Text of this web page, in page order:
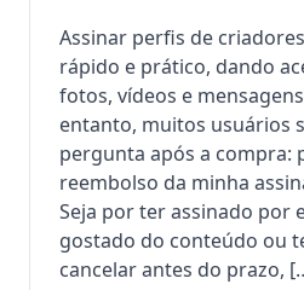
Assinar perfis de
rápido e prático, dando
fotos, vídeos e
entanto, muitos usuários
pergunta após a compra:
reembolso da minha
Seja por ter assinado por
gostado do conteúdo ou
cancelar antes do prazo,